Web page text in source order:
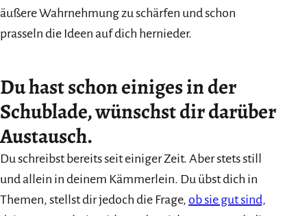
äußere Wahrnehmung zu schärfen und schon
prasseln die Ideen auf dich hernieder.
Du hast schon einiges in der
Schublade, wünschst dir darüber
Austausch.
Du schreibst bereits seit einiger Zeit. Aber stets still
und allein in deinem Kämmerlein. Du übst dich in
Themen, stellst dir jedoch die Frage, ob sie gut sind,